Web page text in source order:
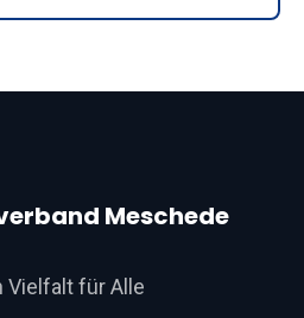
Meschede
Vielfalt für Alle